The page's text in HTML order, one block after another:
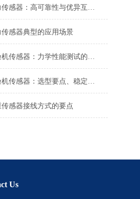
拉力传感器：高可靠性与优异互换性的技术解析
传感器典型的应用场景
试验机传感器：力学性能测试的核心组件解析
试验机传感器：选型要点、稳定性及分类详解
传感器接线方式的要点
Us